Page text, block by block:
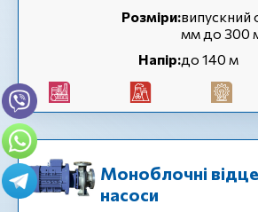
Розміри:випускний
мм до 300
Напір:до 140 м
Моноблочні
насоси